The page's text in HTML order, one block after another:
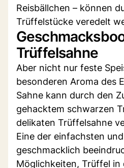
Reisbällchen – können
Trüffelstücke veredelt
Trüffelsahne
Aber nicht nur feste
besonderen Aroma des
Sahne kann durch den
gehacktem schwarzen
delikaten Trüffelsahne
Eine der einfachsten
geschmacklich
Möglichkeiten, Trüffel in